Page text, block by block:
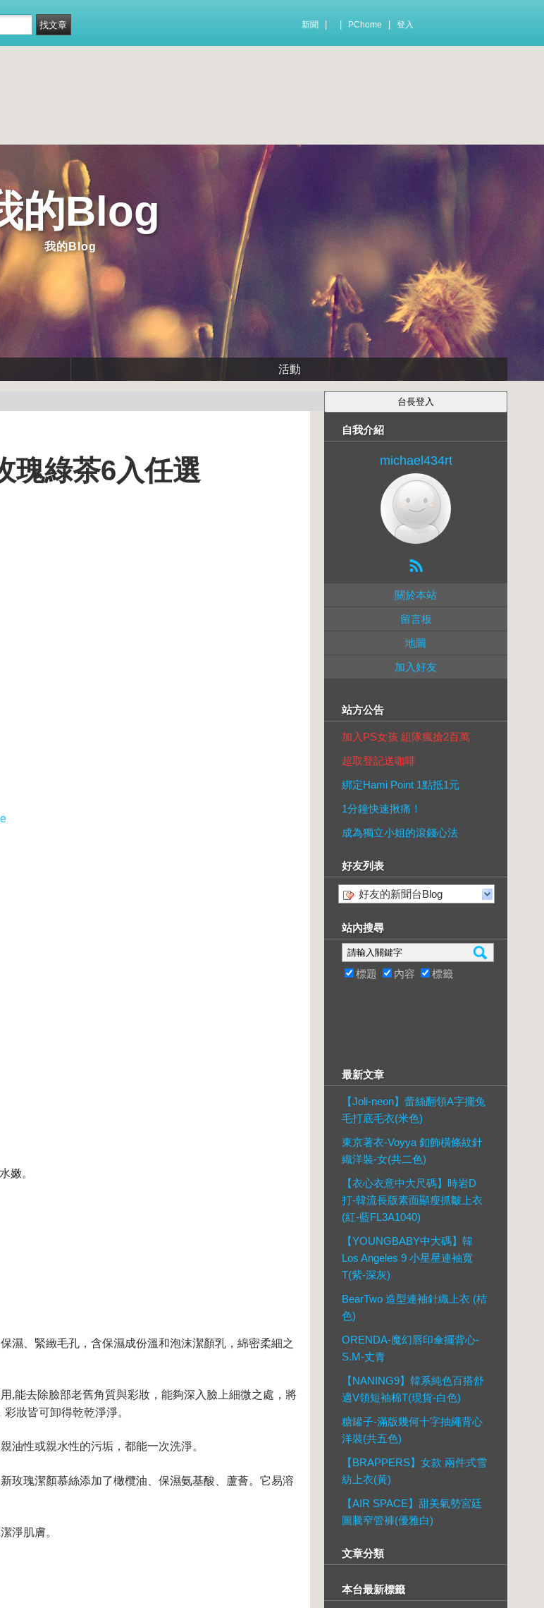
新聞 PChome 登入
的Blog
我的Blog
活動
瑰綠茶6入任選
嫩。
濕、緊緻毛孔，含保濕成份溫和泡沫潔顏乳，綿密柔細之
,能去除臉部老舊角質與彩妝，能夠深入臉上細微之處，將
妝皆可卸得乾乾淨淨。
油性或親水性的污垢，都能一次洗淨。
玫瑰潔顏慕絲添加了橄欖油、保濕氨基酸、蘆薈。它易溶
淨肌膚。
自我介紹
michael434rt
關於本站
留言板
地圖
加入好友
站方公告
加入PS女孩 組隊瘋搶2百萬
超取登記送咖啡
綁定Hami Point 1點抵1元
1分鐘快速揪痛！
成為獨立小姐的滾錢心法
好友列表
好友的新聞台Blog
站內搜尋
標題 內容 標籤
最新文章
【Joli-neon】蕾絲翻領A字擺兔
毛打底毛衣(米色)
東京著衣-Voyya 釦飾橫條紋針
織洋裝-女(共二色)
【衣心衣意中大尺碼】時岩D
打-韓流長版素面顯瘦抓皺上衣
(紅-藍FL3A1040)
【YOUNGBABY中大碼】韓
Los Angeles 9 小星星連袖寬
T(紫-深灰)
BearTwo 造型連袖針織上衣 (桔
色)
ORENDA-魔幻唇印傘擺背心-
S.M-丈青
【NANING9】韓系純色百搭舒
適V領短袖棉T(現貨-白色)
糖罐子-滿版幾何十字抽繩背心
洋裝(共五色)
【BRAPPERS】女款 兩件式雪
紡上衣(黃)
【AIR SPACE】甜美氣勢宮廷
圖騰窄管褲(優雅白)
文章分類
本台最新標籤